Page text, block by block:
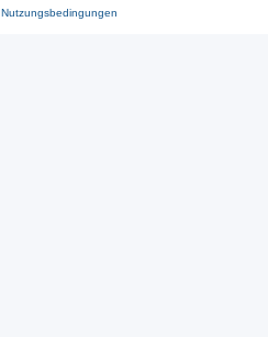
Nutzungsbedingungen